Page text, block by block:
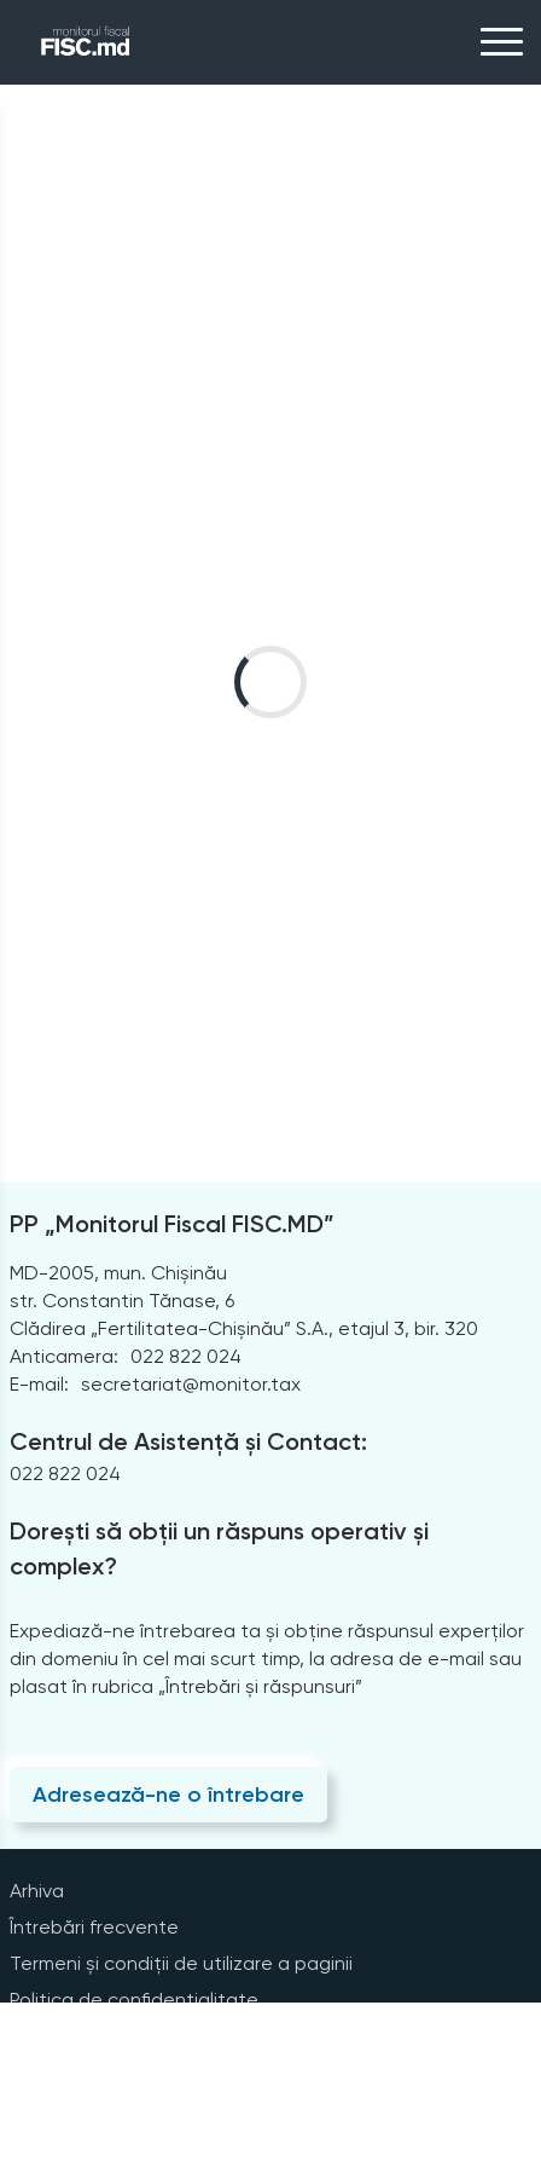
PP „Monitorul Fiscal FISC.MD”
MD-2005, mun. Chișinău
str. Constantin Tănase, 6
Clădirea „Fertilitatea-Chișinău” S.A., etajul 3, bir. 320
Anticamera:
022 822 024
E-mail: secretariat@monitor.tax
Centrul de Asistență și Contact:
022 822 024
Dorești să obții un răspuns operativ și
complex?
Expediază-ne întrebarea ta și obține răspunsul experților
din domeniu în cel mai scurt timp, la adresa de e-mail sau
plasat în rubrica „Întrebări și răspunsuri”
Adresează-ne o întrebare
Arhiva
Întrebări frecvente
Termeni și condiții de utilizare a paginii
Politica de confidențialitate